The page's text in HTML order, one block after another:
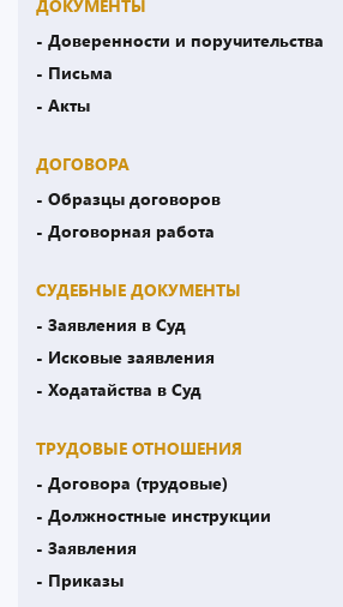
ДОКУМЕНТЫ
- Доверенности и поручительства
- Письма
- Акты
ДОГОВОРА
- Образцы договоров
- Договорная работа
СУДЕБНЫЕ ДОКУМЕНТЫ
- Заявления в Суд
- Исковые заявления
- Ходатайства в Суд
ТРУДОВЫЕ ОТНОШЕНИЯ
- Договора (трудовые)
- Должностные инструкции
- Заявления
- Приказы